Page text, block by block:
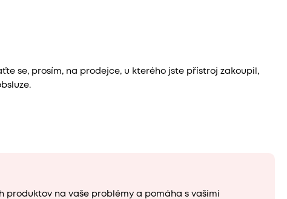
se, prosím, na prodejce, u kterého jste přístroj zakoupil,
produktov na vaše problémy a pomáha s vašimi